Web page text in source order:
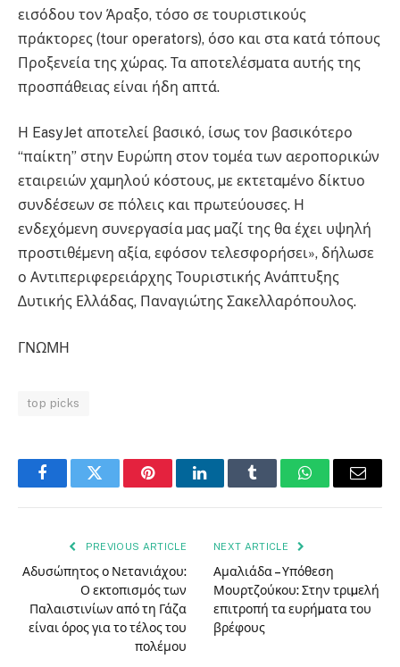
εισόδου τον Άραξο, τόσο σε τουριστικούς
πράκτορες (tour operators), όσο και στα κατά τόπους
Προξενεία της χώρας. Τα αποτελέσµατα αυτής της
προσπάθειας είναι ήδη απτά.
Η EasyJet αποτελεί βασικό, ίσως τον βασικότερο
“παίκτη” στην Ευρώπη στον τοµέα των αεροπορικών
εταιρειών χαµηλού κόστους, µε εκτεταµένο δίκτυο
συνδέσεων σε πόλεις και πρωτεύουσες. Η
ενδεχόµενη συνεργασία µας µαζί της θα έχει υψηλή
προστιθέµενη αξία, εφόσον τελεσφορήσει», δήλωσε
ο Αντιπεριφερειάρχης Τουριστικής Ανάπτυξης
∆υτικής Ελλάδας, Παναγιώτης Σακελλαρόπουλος.
ΓΝΩΜΗ
top picks
FacebookTwitter PinterestLinkedInTumblr WhatsAppEmail
PREVIOUS ARTICLE
Αδυσώπητος ο Νετανιάχου:
Ο εκτοπισμός των
Παλαιστινίων από τη Γάζα
είναι όρος για το τέλος του
πολέμου
NEXT ARTICLE
Αμαλιάδα – Υπόθεση
Μουρτζούκου: Στην τριµελή
επιτροπή τα ευρήµατα του
βρέφους